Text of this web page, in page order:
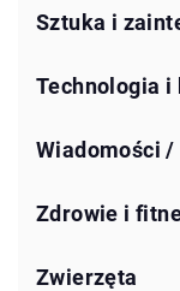
Sztuka i
Technologia i
Wiadomości
Zdrowie i
Zwierzęta